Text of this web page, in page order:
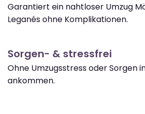
Garantiert ein nahtloser Umzug
Leganés ohne Komplikationen.
Sorgen- & stressfrei
Ohne Umzugsstress oder Sorgen
ankommen.